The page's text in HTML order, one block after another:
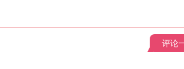
评论